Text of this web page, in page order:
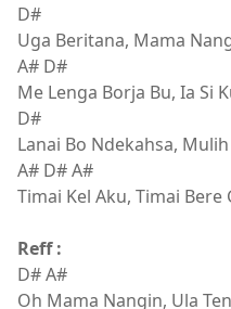
D#
Uga Beritana, Mama
A# D#
Me Lenga Borja Bu, Ia Si
D#
Lanai Bo Ndekahsa,
A# D# A#
Timai Kel Aku, Timai
Reff :
D# A#
Oh Mama Nangin, Ula